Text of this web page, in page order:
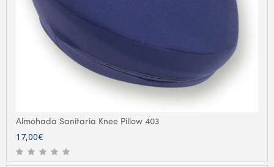
Almohada Sanitaria Knee Pillow 403
17,00€